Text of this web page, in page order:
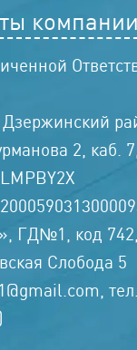
компании
2, каб.
ГД№1, код 742,
Слобода 5